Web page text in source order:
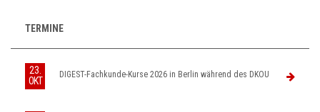
TERMINE
23.
OKT
DIGEST-Fachkunde-Kurse 2026 in Berlin während des DKOU